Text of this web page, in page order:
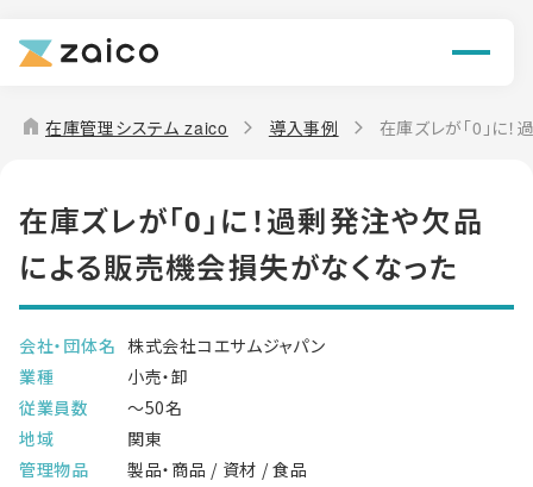
機能
導入事例
home 在庫管理システム zaico 導入事例 在庫ズレが「0」に
在庫ズレが「0」に！過剰発注や欠品
による販売機会損失がなくなった
会社・団体名 株式会社コエサムジャパン
業種
小売・卸
従業員数
～50名
地域
関東
管理物品
製品・商品 / 資材 / 食品